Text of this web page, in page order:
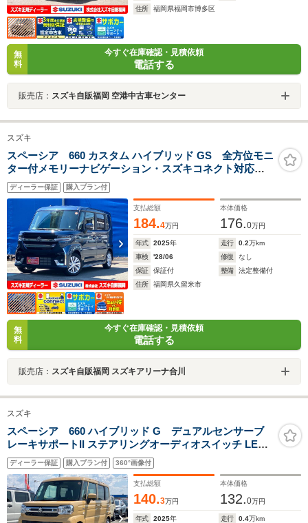
住所
福岡県福岡市博多区
無
料
今すぐ在庫確認・見積依頼
電話する
販売店： スズキ自販福岡 空港中古車センター
スズキ
スペーシア 660 カスタム ハイブリッド GS 全方位モニ
ター付メモリーナビゲーション・スズキコネクト対応通
信機装着車 デュアルセンサーブレーキサポートII 後席左
側パワースライドドア LEDヘッドランプ USBソケット
ディーラー保証 購入プラン付
支払総額
184.4万円
本体価格
176.0万円
年式 2025年 走行 0.2万km
車検
'28/06 修復
なし
保証
保証付 整備
法定整備付
住所
福岡県久留米市
無
料
今すぐ在庫確認・見積依頼
電話する
販売店： スズキ自販福岡 スズキアリーナ合川
スズキ
スペーシア 660 ハイブリッド G デュアルセンサーブ
レーキサポートII ステアリングオーディオスイッチ LED
ヘッドランプ 14インチホイールキャップ
ディーラー保証 購入プラン付 360°画像付
支払総額
140.3万円
本体価格
132.0万円
年式 2025年 走行 0.4万km